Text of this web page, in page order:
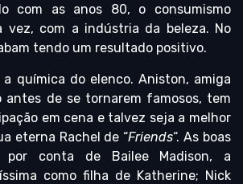
com as anos 80, o consumismo
vez, com a indústria da beleza. No
tendo um resultado positivo.
química do elenco. Aniston, amiga
antes de se tornarem famosos, tem
em cena e talvez seja a melhor
eterna Rachel de “Friends“. As boas
por conta de Bailee Madison, a
como filha de Katherine; Nick